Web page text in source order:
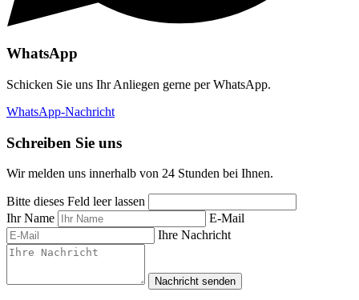
WhatsApp
Schicken Sie uns Ihr Anliegen gerne per WhatsApp.
WhatsApp-Nachricht
Schreiben Sie uns
Wir melden uns innerhalb von 24 Stunden bei Ihnen.
Bitte dieses Feld leer lassen
Ihr Name
E-Mail
Ihre Nachricht
Nachricht senden